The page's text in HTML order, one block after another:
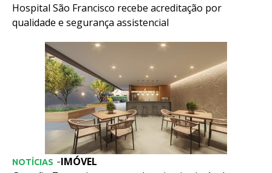
Hospital São Francisco recebe acreditação por
qualidade e segurança assistencial
IMÓVEL
NOTÍCIAS -